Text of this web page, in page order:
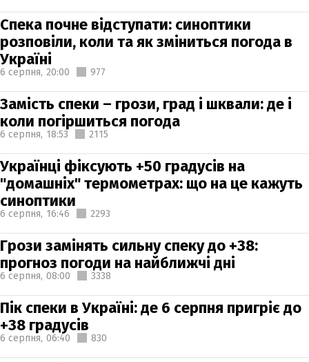
Спека почне відступати: синоптики
розповіли, коли та як зміниться погода в
Україні
6 серпня, 20:00 977
Замість спеки – грози, град і шквали: де і
коли погіршиться погода
6 серпня, 18:53 2115
Українці фіксують +50 градусів на
"домашніх" термометрах: що на це кажуть
синоптики
6 серпня, 16:46 2293
Грози замінять сильну спеку до +38:
прогноз погоди на найближчі дні
6 серпня, 08:00 3338
Пік спеки в Україні: де 6 серпня пригріє до
+38 градусів
6 серпня, 06:40 830